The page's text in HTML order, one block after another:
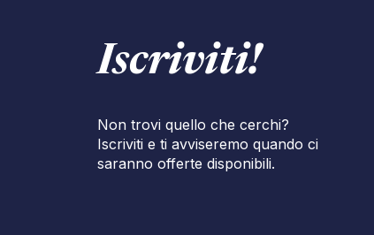
Iscriviti!
Non trovi quello che cerchi?
Iscriviti e ti avviseremo quando ci
saranno offerte disponibili.